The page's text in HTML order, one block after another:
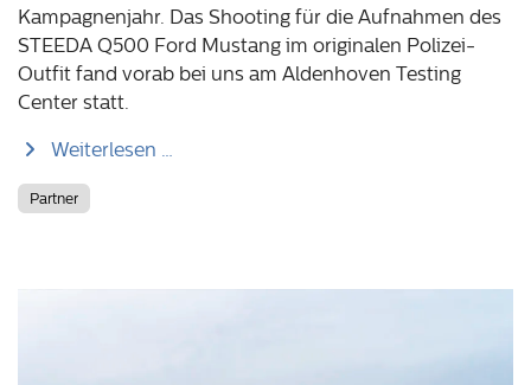
Kampagnenjahr. Das Shooting für die Aufnahmen des
STEEDA Q500 Ford Mustang im originalen Polizei-
Outfit fand vorab bei uns am Aldenhoven Testing
Center statt.
Weiterlesen …
Partner